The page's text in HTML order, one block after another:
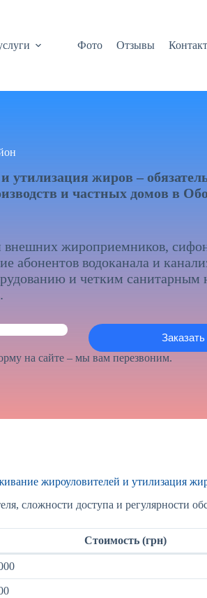
Фото Отзывы
утилизация жиров –
и частных домов в
внешних жироприемников,
абонентов водоканала и
и четким санитарным
на сайте – мы вам перезвоним.
жироуловителей и утилизация
сложности доступа и регулярности
Стоимость (грн)